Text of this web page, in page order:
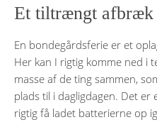
Et tiltrængt afbræk
En bondegårdsferie er et
Her kan I rigtig komme ned i
masse af de ting sammen,
plads til i dagligdagen. Det
rigtig få ladet batterierne op